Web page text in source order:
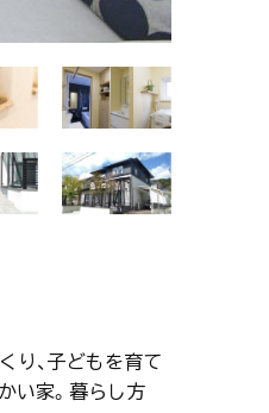
り、子どもを育て
い家。暮らし方